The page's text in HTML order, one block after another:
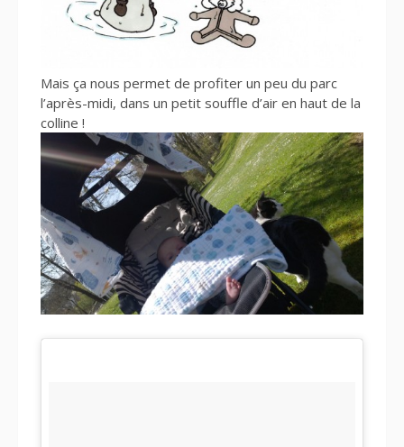
Mais ça nous permet de profiter un peu du parc
l’après-midi, dans un petit souffle d’air en haut de la
colline !